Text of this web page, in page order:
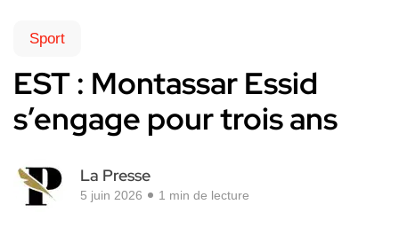
Sport
EST : Montassar Essid
s’engage pour trois ans
La Presse
5 juin 2026 1 min de lecture